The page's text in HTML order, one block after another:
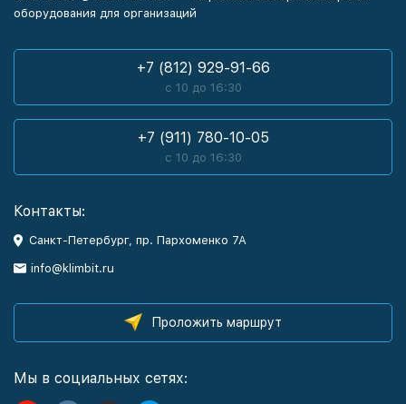
оборудования для организаций
+7 (812) 929-91-66
с 10 до 16:30
+7 (911) 780-10-05
с 10 до 16:30
Контакты:
Санкт-Петербург, пр. Пархоменко 7А
info@klimbit.ru
Проложить маршрут
Мы в социальных сетях: